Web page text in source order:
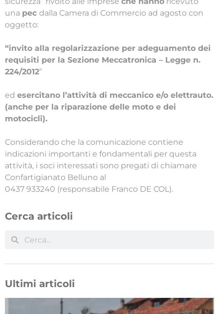
una pec dalla Camera di Commercio ad agosto con
oggetto:
“invito alla regolarizzazione per adeguamento dei
requisiti per la Sezione Meccatronica – Legge n.
224/2012”
ed esercitano l’attività di meccanico e/o elettrauto.
(anche per la riparazione delle moto e dei
motocicli).
Considerando che la comunicazione contiene
indicazioni importanti e fondamentali per questa
attività, i soci interessati sono pregati di chiamare
Confartigianato Belluno al
0437 933240 (responsabile Franco DE COL).
Cerca articoli
Ultimi articoli